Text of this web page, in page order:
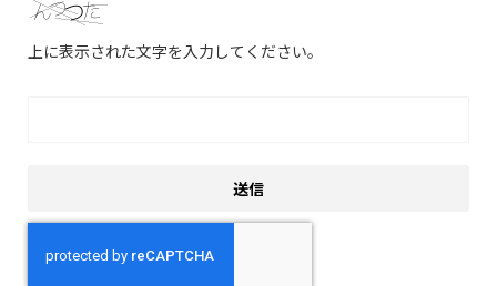
上に表示された文字を入力してください。